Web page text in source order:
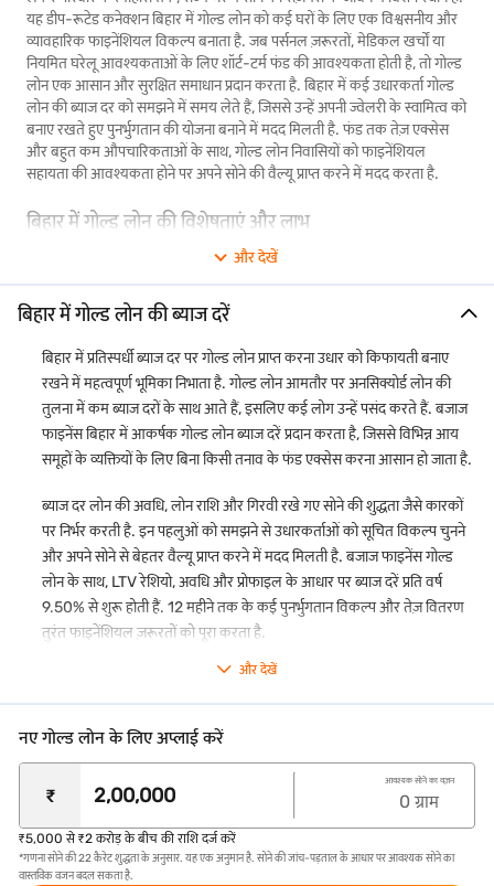
यह डीप-रूटेड कनेक्शन बिहार में गोल्ड लोन को कई घरों के लिए एक विश्वसनीय और
व्यावहारिक फाइनेंशियल विकल्प बनाता है. जब पर्सनल ज़रूरतों, मेडिकल खर्चों या
नियमित घरेलू आवश्यकताओं के लिए शॉर्ट-टर्म फंड की आवश्यकता होती है, तो गोल्ड
लोन एक आसान और सुरक्षित समाधान प्रदान करता है. बिहार में कई उधारकर्ता गोल्ड
लोन की ब्याज दर को समझने में समय लेते हैं, जिससे उन्हें अपनी ज्वेलरी के स्वामित्व को
बनाए रखते हुए पुनर्भुगतान की योजना बनाने में मदद मिलती है. फंड तक तेज़ एक्सेस
और बहुत कम औपचारिकताओं के साथ, गोल्ड लोन निवासियों को फाइनेंशियल
सहायता की आवश्यकता होने पर अपने सोने की वैल्यू प्राप्त करने में मदद करता है.
बिहार में गोल्ड लोन की विशेषताएं और लाभ
बिहार में गोल्ड लोन विभिन्न फाइनेंशियल ज़रूरतों को पूरा करने के लिए डिज़ाइन की गई
विशेषताओं के साथ आते हैं. बजाज फाइनेंस गोल्ड लोन तेज़ फंड, आसान प्रोसेसिंग और
आकर्षक ब्याज दरें प्रदान करता है. हमारे गोल्ड लोन की प्रमुख विशेषताओं पर एक नज़र
डालें:
पार्ट-रिलीज़ सुविधा
हमारीगोल्ड लोन पार्ट रिलीज़ सुविधाके साथ, आप अपने लोन के एक हिस्से का
पुनर्भुगतान कर सकते हैं और अपनी लोन अवधि समाप्त होने से पहले अपनी गोल्ड
ज्वेलरी का एक हिस्सा वापस ले सकते हैं.
कोई पार्ट-प्री-पेमेंट या फोरक्लोज़र शुल्क नहीं*
राशि का भुगतान करें.
पारदर्शी मूल्यांकन
यह सुनिश्चित करने के लिए कि आपको अपने सोने के लिए सर्वश्रेष्ठ वैल्यू मिलती है,
हम अपनी सभी शाखा में टॉप क्वालिटी कैरेट मीटर का उपयोग करते हैं.
गोल्ड का मुफ्त इंश्योरेंस
हमारा फ्री बीमा हमारी कस्टडी में होने पर आपकी गोल्ड ज्वेलरी की चोरी या नुकसान
सुविधाजनक पुनर्भुगतान विकल्प
मासिक, द्वि-मासिक, त्रैमासिक, अर्ध-वार्षिक या वार्षिक आधार पर ब्याज का
भुगतान करने का विकल्प चुन सकते हैं. कृपया ध्यान दें कि मूल राशि और लंबित
ब्याज, अगर कोई हो, लोन मेच्योरिटी के समय भुगतान के लिए देय होगा.
आसान एप्लीकेशन प्रोसेस
गोल्ड लोन के लिए ऑनलाइन अप्लाई करें. जब आप अपने शहर में हमारी
लोन ब्रांचमें जाएंगे, तो हमारे ग्राहक प्रतिनिधि आपकी एप्लीकेशन में आपकी मदद
और देखें
बिहार में गोल्ड लोन की ब्याज दरें
बिहार में प्रतिस्पर्धी ब्याज दर पर गोल्ड लोन प्राप्त करना उधार को किफायती बनाए
रखने में महत्वपूर्ण भूमिका निभाता है. गोल्ड लोन आमतौर पर अनसिक्योर्ड लोन की
तुलना में कम ब्याज दरों के साथ आते हैं, इसलिए कई लोग उन्हें पसंद करते हैं. बजाज
फाइनेंस बिहार में आकर्षक गोल्ड लोन ब्याज दरें प्रदान करता है, जिससे विभिन्न आय
समूहों के व्यक्तियों के लिए बिना किसी तनाव के फंड एक्सेस करना आसान हो जाता है.
ब्याज दर लोन की अवधि, लोन राशि और गिरवी रखे गए सोने की शुद्धता जैसे कारकों
पर निर्भर करती है. इन पहलुओं को समझने से उधारकर्ताओं को सूचित विकल्प चुनने
और अपने सोने से बेहतर वैल्यू प्राप्त करने में मदद मिलती है. बजाज फाइनेंस गोल्ड
लोन के साथ, LTV रेशियो, अवधि और प्रोफाइल के आधार पर ब्याज दरें प्रति वर्ष
9.50% से शुरू होती हैं. 12 महीने तक के कई पुनर्भुगतान विकल्प और तेज़ वितरण
तुरंत फाइनेंशियल ज़रूरतों को पूरा करता है.
और देखें
नए गोल्ड लोन के लिए अप्लाई करें
₹
आवश्यक सोने का वज़न
0 ग्राम
₹5,000 से ₹2 करोड़ के बीच की राशि दर्ज करें
*गणना सोने की 22 कैरेट शुद्धता के अनुसार. यह एक अनुमान है. सोने की जांच-पड़ताल के आधार पर आवश्यक सोने का
वास्तविक वजन बदल सकता है.